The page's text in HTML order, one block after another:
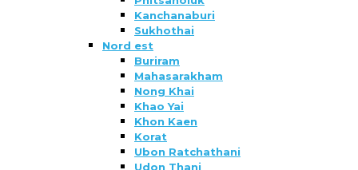
Kanchanaburi
Sukhothai
Nord est
Buriram
Mahasarakham
Nong Khai
Khao Yai
Khon Kaen
Korat
Ubon Ratchathani
Udon Thani